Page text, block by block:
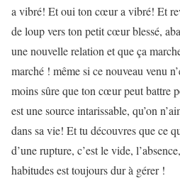
a vibré! Et oui ton cœur a vibré! Et
de loup vers ton petit cœur blessé,
une nouvelle relation et que ça
marché ! même si ce nouveau venu
moins sûre que ton cœur peut battre
est une source intarissable, qu’on
dans sa vie! Et tu découvres que ce
d’une rupture, c’est le vide,
habitudes est toujours dur à gérer !